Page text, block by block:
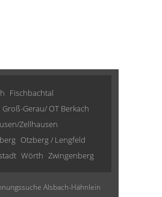
Fischbachtal
Groß-Gerau/ OT Berkach
Zellhausen
Otzberg / Lengfeld
Wörth Zwingenberg
Alsbach-Hähnlein